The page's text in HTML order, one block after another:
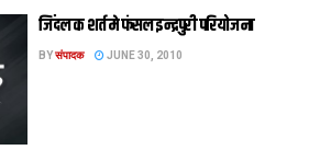
जिंदल क शर्त मे फंसल इन्द्रपुरी परियोजना
BYसंपादक JUNE 30, 2010